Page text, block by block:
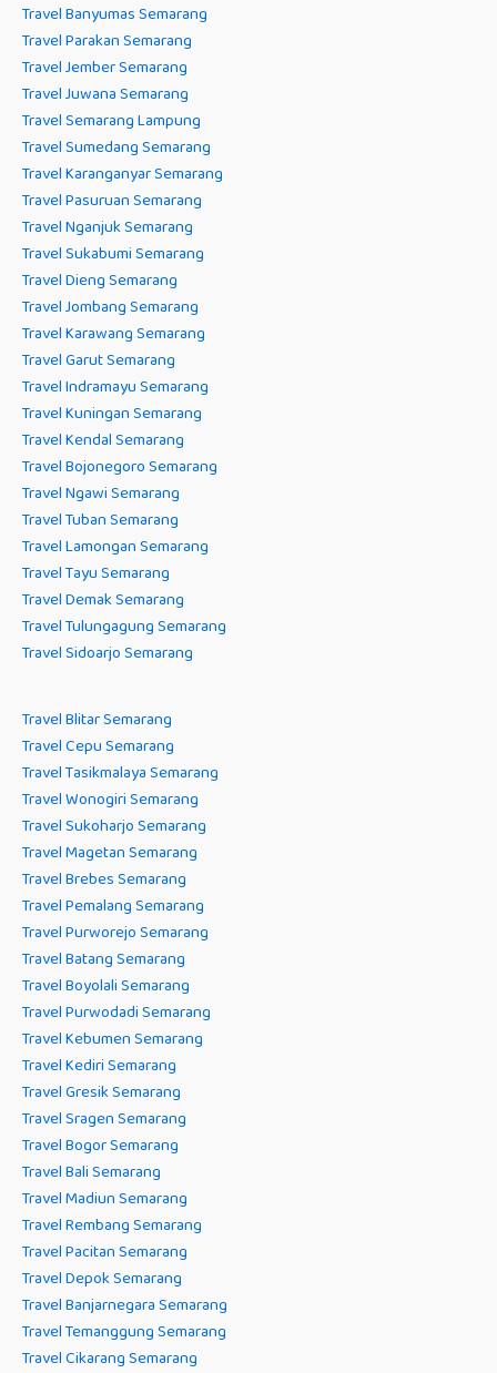
Travel Banyumas Semarang
Travel Parakan Semarang
Travel Jember Semarang
Travel Juwana Semarang
Travel Semarang Lampung
Travel Sumedang Semarang
Travel Karanganyar Semarang
Travel Pasuruan Semarang
Travel Nganjuk Semarang
Travel Sukabumi Semarang
Travel Dieng Semarang
Travel Jombang Semarang
Travel Karawang Semarang
Travel Garut Semarang
Travel Indramayu Semarang
Travel Kuningan Semarang
Travel Kendal Semarang
Travel Bojonegoro Semarang
Travel Ngawi Semarang
Travel Tuban Semarang
Travel Lamongan Semarang
Travel Tayu Semarang
Travel Demak Semarang
Travel Tulungagung Semarang
Travel Sidoarjo Semarang
Travel Blitar Semarang
Travel Cepu Semarang
Travel Tasikmalaya Semarang
Travel Wonogiri Semarang
Travel Sukoharjo Semarang
Travel Magetan Semarang
Travel Brebes Semarang
Travel Pemalang Semarang
Travel Purworejo Semarang
Travel Batang Semarang
Travel Boyolali Semarang
Travel Purwodadi Semarang
Travel Kebumen Semarang
Travel Kediri Semarang
Travel Gresik Semarang
Travel Sragen Semarang
Travel Bogor Semarang
Travel Bali Semarang
Travel Madiun Semarang
Travel Rembang Semarang
Travel Pacitan Semarang
Travel Depok Semarang
Travel Banjarnegara Semarang
Travel Temanggung Semarang
Travel Cikarang Semarang